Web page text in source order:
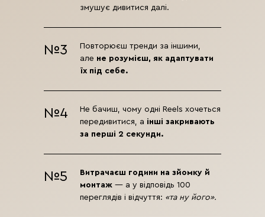
змушує дивитися далі.
Повторюєш тренди за іншими,
але не розумієш, як адаптувати
їх під себе.
№3
Не бачиш, чому одні Reels хочеться
передивитися, а інші закривають
за перші 2 секунди.
№4
Витрачаєш години на зйомку й
монтаж — а у відповідь 100
переглядів і відчуття: «та ну його».
№5